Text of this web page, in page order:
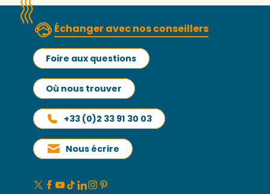
Échanger avec nos conseillers
Foire aux questions
Où nous trouver
+33 (0)2 33 91 30 03
Nous écrire